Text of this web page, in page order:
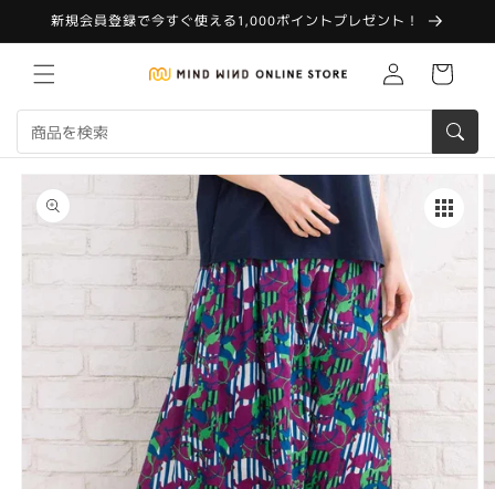
ンツに
進む
新規会員登録で今すぐ使える1,000ポイントプレゼント！
Translation
missing:
カ
ー
商品情
報にス
キップ